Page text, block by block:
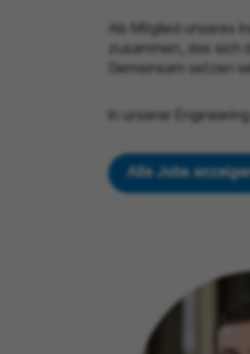
Als Mitglied unseres
zusammen, das
Gemeinsam setzen
In unserer
Alle Jobs